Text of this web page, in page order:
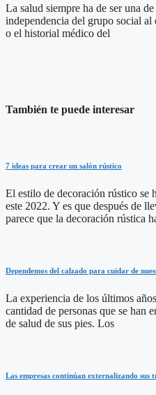
La salud siempre ha de ser una
independencia del grupo social al
o el historial médico del
También te puede interesar
7 ideas para crear un salón rústico
El estilo de decoración rústico se
este 2022. Y es que después de
parece que la decoración rústica
Dependemos del calzado para cuidar de
La experiencia de los últimos
cantidad de personas que se han
de salud de sus pies. Los
Las empresas continúan externalizando sus